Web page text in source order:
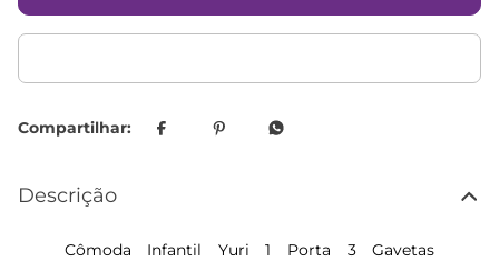
Descrição
Cômoda Infantil Yuri 1 Porta 3 Gavetas